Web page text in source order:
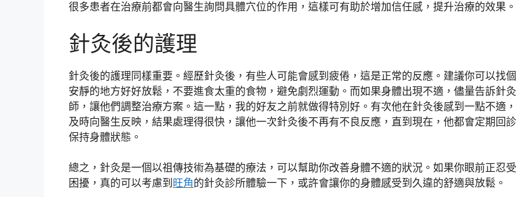
很多患者在治療前都會向醫生詢問具體穴位的作用，這樣可有助於增加信任感，提升治療的效果。
針灸後的護理
針灸後的護理同樣重要。經歷針灸後，有些人可能會感到疲倦，這是正常的反應。建議你可以找個
安靜的地方好好放鬆，不要進食太重的食物，避免劇烈運動。而如果身體出現不適，儘量告訴針灸
師，讓他們調整治療方案。這一點，我的好友之前就做得特別好。有次他在針灸後感到一點不適，
及時向醫生反映，結果處理得很快，讓他一次針灸後不再有不良反應，直到現在，他都會定期回診
保持身體狀態。
總之，針灸是一個以祖傳技術為基礎的療法，可以幫助你改善身體不適的狀況。如果你眼前正忍受
困擾，真的可以考慮到 旺角的針灸診所體驗一下，或許會讓你的身體感受到久違的舒適與放鬆。